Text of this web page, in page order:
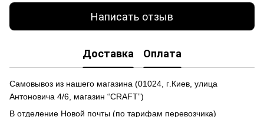
Написать отзыв
Доставка Оплата
Самовывоз из нашего магазина (01024, г .Киев, улица
Антоновича 4/6, магазин “CRAFT”)
В отделение Новой почты (по тарифам перевозчика)